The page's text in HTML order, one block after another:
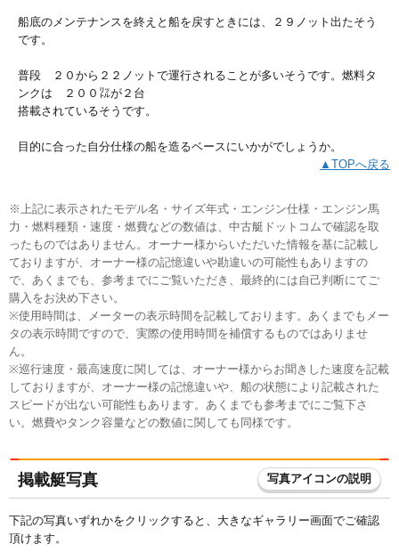
船底のメンテナンスを終えと船を戻すときには、２９ノット出たそう
です。
普段 ２０から２２ノットで運行されることが多いそうです。燃料タ
ンクは ２００㍑が２台
搭載されているそうです。
目的に合った自分仕様の船を造るベースにいかがでしょうか。
▲TOPへ戻る
※上記に表示されたモデル名・サイズ年式・エンジン仕様・エンジン馬
力・燃料種類・速度・燃費などの数値は、中古艇ドットコムで確認を取
ったものではありません。オーナー様からいただいた情報を基に記載し
ておりますが、オーナー様の記憶違いや勘違いの可能性もありますの
で、あくまでも、参考までにご覧いただき、最終的には自己判断にてご
購入をお決め下さい。
※使用時間は、メーターの表示時間を記載しております。あくまでもメー
タの表示時間ですので、実際の使用時間を補償するものではありませ
ん。
※巡行速度・最高速度に関しては、オーナー様からお聞きした速度を記載
しておりますが、オーナー様の記憶違いや、船の状態により記載された
スピードが出ない可能性もあります。あくまでも参考までにご覧下さ
い。燃費やタンク容量などの数値に関しても同様です。
掲載艇写真 写真アイコンの説明
下記の写真いずれかをクリックすると、大きなギャラリー画面でご確認
頂けます。